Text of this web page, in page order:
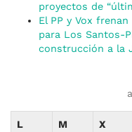
proyectos de
El PP y Vox
para Los Santos-
construcción a la
L M X